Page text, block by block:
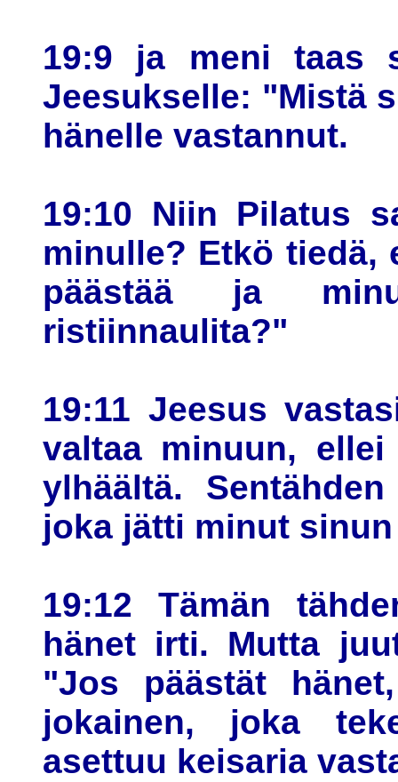
19:9 ja meni taas
Jeesukselle: "Mistä
hänelle vastannut.
19:10 Niin Pilatus
minulle? Etkö tiedä,
päästää ja
ristiinnaulita?"
19:11 Jeesus
valtaa minuun,
ylhäältä.
joka jätti minut
19:12 Tämän
hänet irti. Mutta
"Jos päästät
jokainen, joka
asettuu keisaria